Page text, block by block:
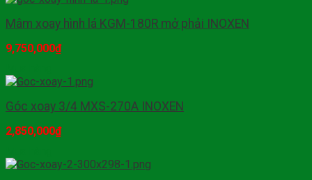
Mâm xoay hình lá KGM-180R mở phải INOXEN
9,750,000₫
Góc xoay 3/4 MXS-270A INOXEN
2,850,000₫